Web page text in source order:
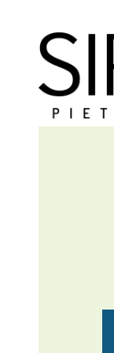
sisältöön